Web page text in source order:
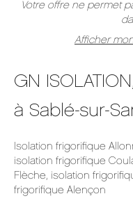
Votre offre ne permet
Afficher
GN
à Sablé-sur-
Isolation frigorifique
isolation frigorifique
Flèche, isolation
frigorifique Alençon